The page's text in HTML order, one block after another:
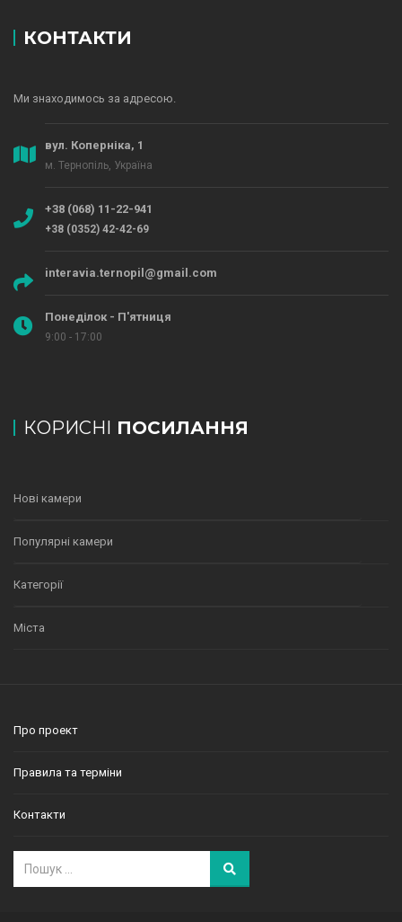
КОНТАКТИ
Ми знаходимось за адресою.
вул. Коперніка, 1
м. Тернопіль, Україна
+38 (068) 11-22-941
+38 (0352) 42-42-69
interavia.ternopil@gmail.com
Понеділок - П'ятниця
9:00 - 17:00
КОРИСНІ ПОСИЛАННЯ
Нові камери
Популярні камери
Категорії
Міста
Про проект
Правила та терміни
Контакти